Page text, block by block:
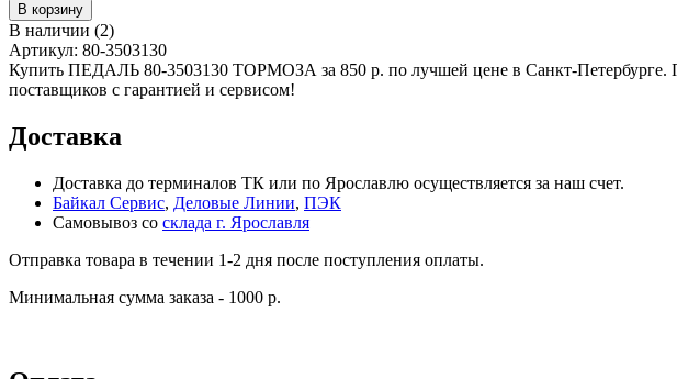
В наличии (2)
Артикул: 80-3503130
Купить ПЕДАЛЬ 80-3503130 ТОРМОЗА за 850 р. по лучшей цене в Санкт-
поставщиков с гарантией и сервисом!
Доставка
Доставка до терминалов ТК или по Ярославлю осуществляется за наш счет.
Байкал Сервис, Деловые Линии, ПЭК
Самовывоз со склада г. Ярославля
Отправка товара в течении 1-2 дня после поступления оплаты.
Минимальная сумма заказа - 1000 р.